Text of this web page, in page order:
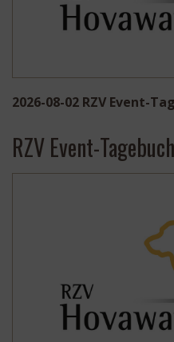
2026-08-02 RZV Event-
RZV Event-